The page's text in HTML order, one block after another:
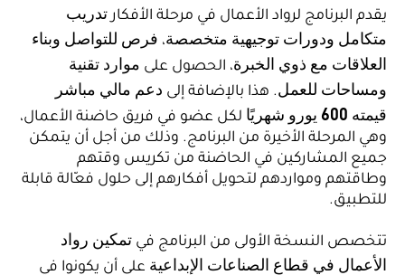
يقدم البرنامج لرواد الأعمال في مرحلة الأفكار تدريب
متكامل ودورات توجيهية متخصصة، فرص للتواصل وبناء
العلاقات مع ذوي الخبرة، الحصول على موارد تقنية
ومساحات للعمل. هذا بالإضافة إلى دعم مالي مباشر
قيمته 600 يورو شهريًا
لكل عضو في فريق حاضنة الأعمال،
وهي المرحلة الأخيرة من البرنامج. وذلك من أجل أن يتمكن
جميع المشاركين في الحاضنة من تكريس وقتهم
وطاقتهم ومواردهم لتحويل أفكارهم إلى حلول فعّالة قابلة
للتطبيق.
تتخصص النسخة الأولى من البرنامج في تمكين رواد
الأعمال في قطاع الصناعات الإبداعية على أن يكونوا في